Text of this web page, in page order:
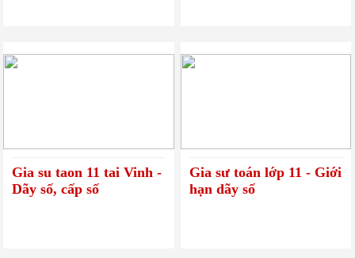
Gia su taon 11 tai Vinh -
Dãy số, cấp số
Gia sư toán lớp 11 - Giới
hạn dãy số